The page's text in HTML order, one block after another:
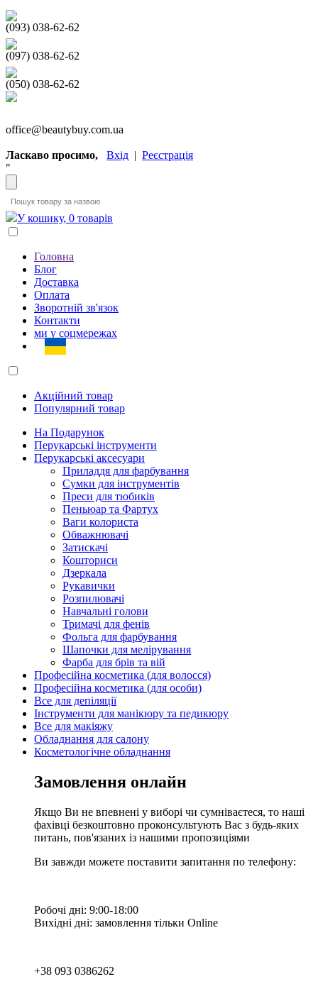
(093) 038-62-62
(097) 038-62-62
(050) 038-62-62
office@beautybuy.com.ua
Ласкаво просимо, Вхід | Реєстрація
"
У кошику, 0 товарів
Головна
Блог
Доставка
Оплата
Зворотній зв'язок
Контакти
ми у соцмережах
Акційний товар
Популярний товар
На Подарунок
Перукарські інструменти
Перукарські аксесуари
Приладдя для фарбування
Сумки для інструментів
Преси для тюбиків
Пеньюар та Фартух
Ваги колориста
Обважнювачі
Затискачі
Кошториси
Дзеркала
Рукавички
Розпилювачі
Навчальні голови
Тримачі для фенів
Фольга для фарбування
Шапочки для мелірування
Фарба для брів та вій
Професійна косметика (для волосся)
Професійна косметика (для особи)
Все для депіляції
Інструменти для манікюру та педикюру
Все для макіяжу
Обладнання для салону
Косметологічне обладнання
Замовлення онлайн
Якщо Ви не впевнені у виборі чи сумніваєтеся, то наші
фахівці безкоштовно проконсультують Вас з будь-яких
питань, пов'язаних із нашими пропозиціями
Ви завжди можете поставити запитання по телефону:
Робочі дні: 9:00-18:00
Вихідні дні: замовлення тільки Online
+38 093 0386262